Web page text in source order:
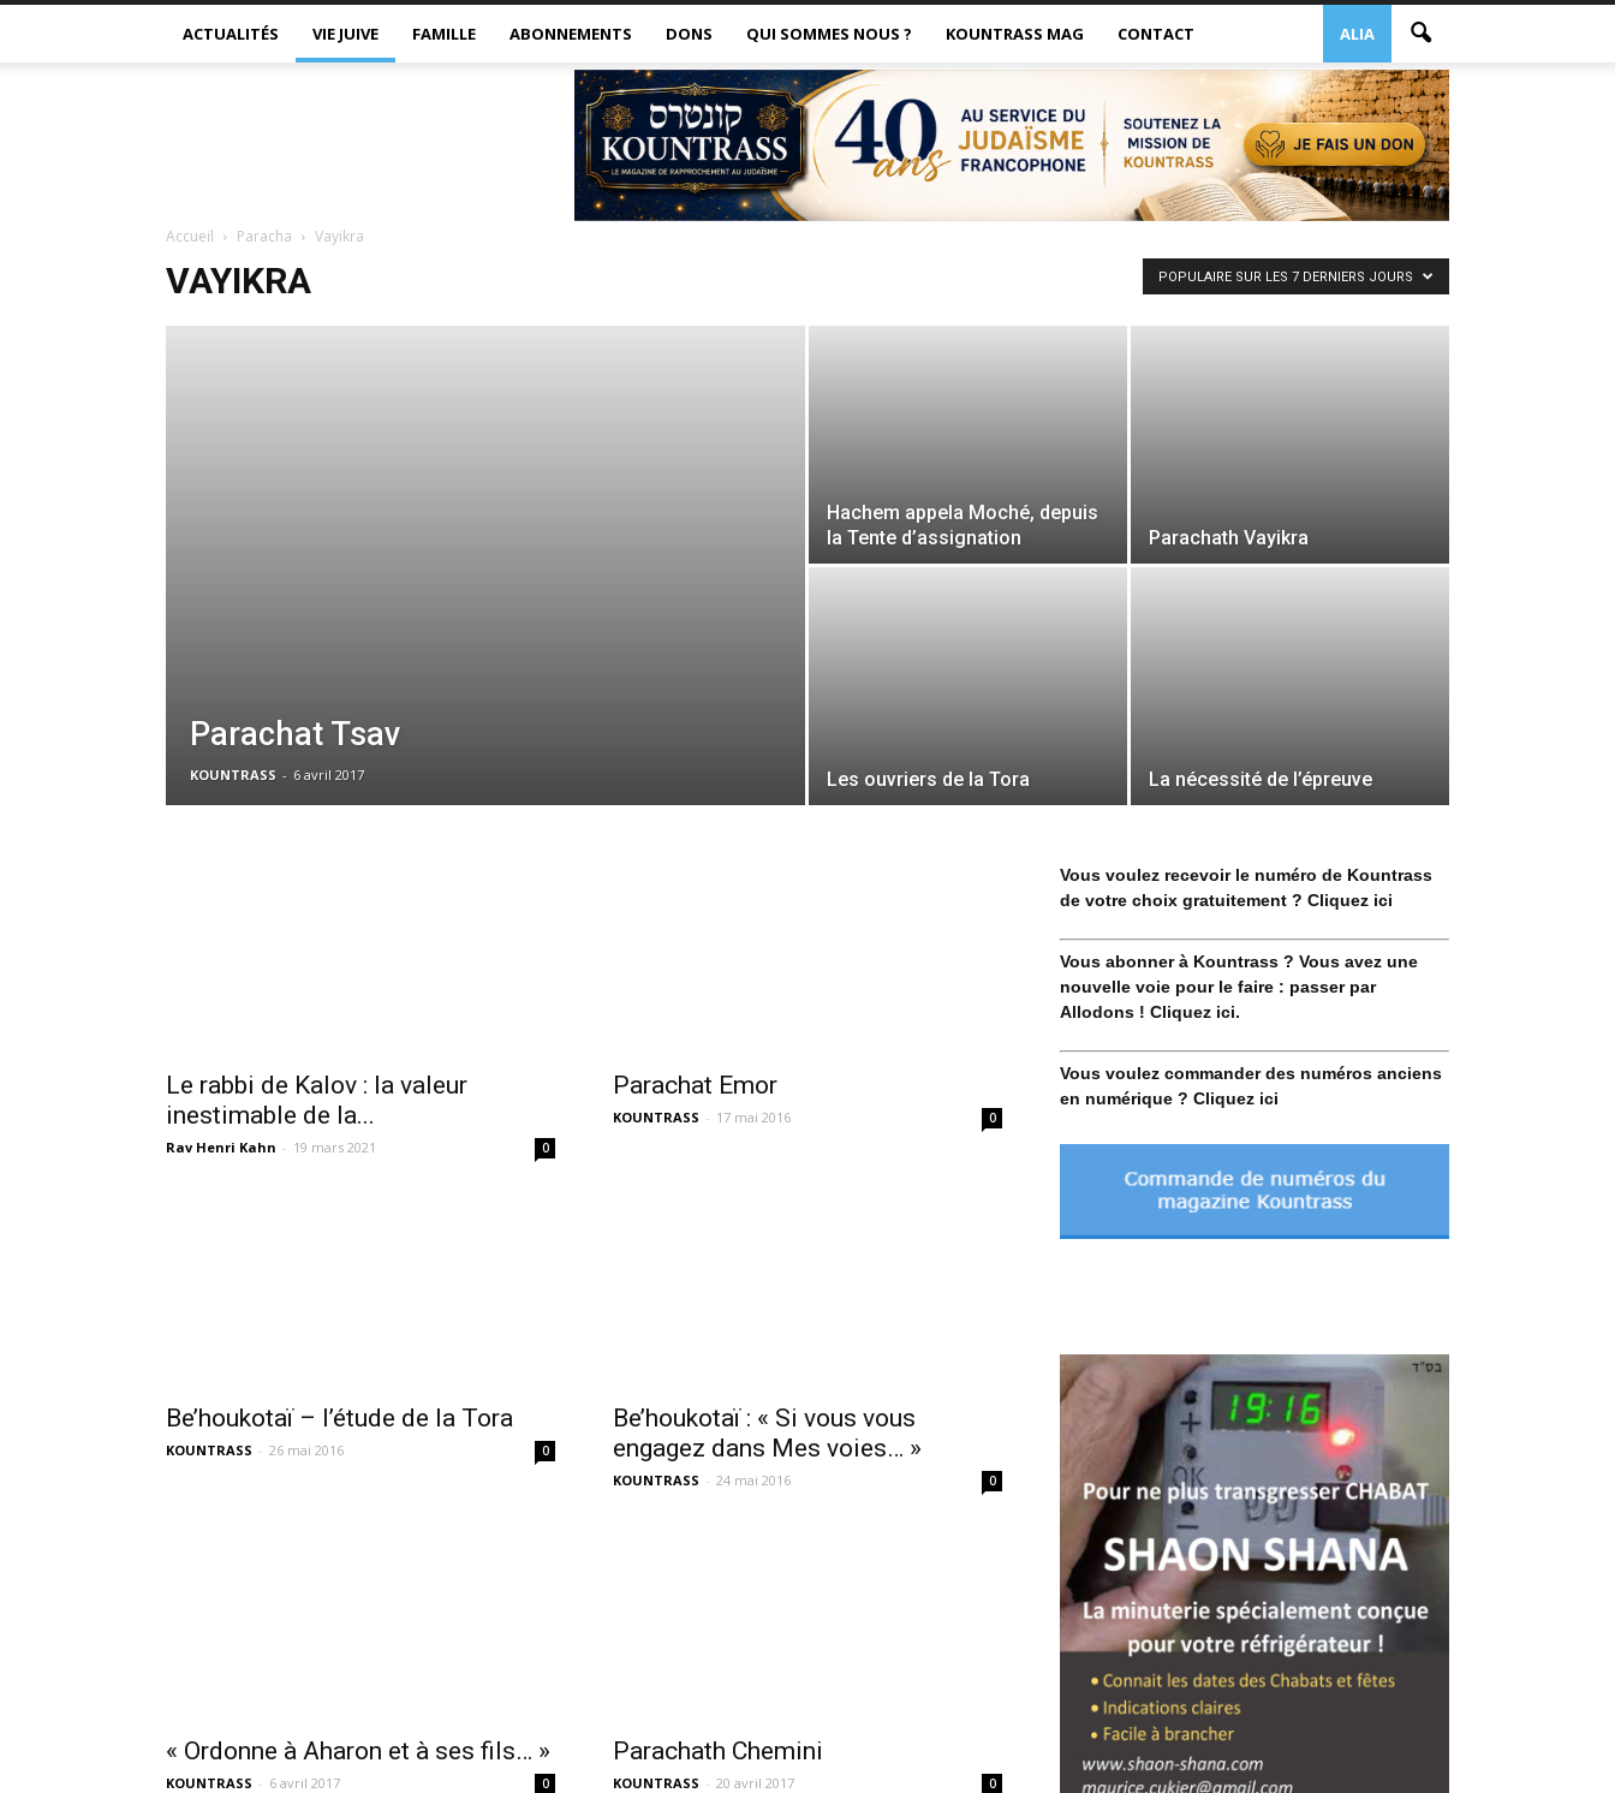
ACTUALITÉS VIE JUIVE FAMILLE ABONNEMENTS DONS ALIA
QUI SOMMES NOUS ? KOUNTRASS MAG CONTACT
Accueil Paracha Vayikra
VAYIKRA POPULAIRE SUR LES 7 DERNIERS JOURS
Parachat Tsav
KOUNTRASS - 6 avril 2017
Hachem appela Moché, depuis
la Tente d’assignation
Parachath Vayikra
Les ouvriers de la Tora La nécessité de l’épreuve
Le rabbi de Kalov : la valeur
inestimable de la...
Rav Henri Kahn - 19 mars 2021 0
Parachat Emor
KOUNTRASS - 17 mai 2016 0
Be’houkotaï – l’étude de la Tora
KOUNTRASS - 26 mai 2016 0
Be’houkotaï : « Si vous vous
engagez dans Mes voies… »
KOUNTRASS - 24 mai 2016 0
« Ordonne à Aharon et à ses fils… »
KOUNTRASS - 6 avril 2017 0
Parachath Chemini
KOUNTRASS - 20 avril 2017 0
Vous voulez recevoir le numéro de Kountrass
de votre choix gratuitement ? Cliquez ici
Vous abonner à Kountrass ? Vous avez une
nouvelle voie pour le faire : passer par
Allodons ! Cliquez ici.
Vous voulez commander des numéros anciens
en numérique ? Cliquez ici